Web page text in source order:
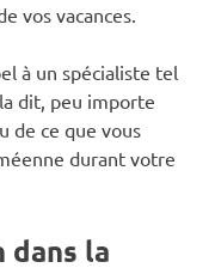
vos vacances.
à un spécialiste tel
dit, peu importe
de ce que vous
durant votre
dans la